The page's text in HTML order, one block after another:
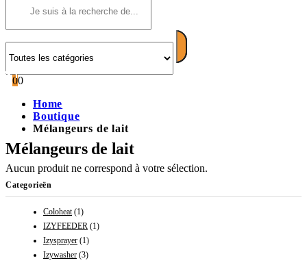
00
Home
Boutique
Mélangeurs de lait
Mélangeurs de lait
Aucun produit ne correspond à votre sélection.
Categorieën
Coloheat (1)
IZYFEEDER (1)
Izysprayer (1)
Izywasher (3)